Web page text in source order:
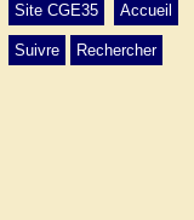
Site CGE35 Accueil
Suivre Rechercher